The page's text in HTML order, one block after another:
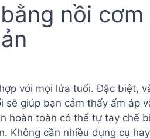
nồi
với mọi lứa tuổi. Đặc biệt,
giúp bạn cảm thấy ấm áp
hoàn toàn có thể tự tay chế
Không cần nhiều dụng cụ